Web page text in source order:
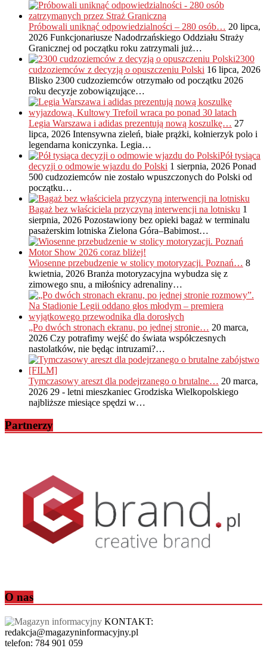
Próbowali uniknąć odpowiedzialności – 280 osób… 20 lipca,
2026 Funkcjonariusze Nadodrzańskiego Oddziału Straży
Granicznej od początku roku zatrzymali już…
2300
cudzoziemców z decyzją o opuszczeniu Polski 16 lipca, 2026
Blisko 2300 cudzoziemców otrzymało od początku 2026
roku decyzje zobowiązujące…
Legia Warszawa i adidas prezentują nową koszulkę… 27
lipca, 2026 Intensywna zieleń, białe prążki, kołnierzyk polo i
legendarna koniczynka. Legia…
Pół tysiąca
decyzji o odmowie wjazdu do Polski 1 sierpnia, 2026 Ponad
500 cudzoziemców nie zostało wpuszczonych do Polski od
początku…
Bagaż bez właściciela przyczyną interwencji na lotnisku 1
sierpnia, 2026 Pozostawiony bez opieki bagaż w terminalu
pasażerskim lotniska Zielona Góra–Babimost…
Wiosenne przebudzenie w stolicy motoryzacji. Poznań… 8
kwietnia, 2026 Branża motoryzacyjna wybudza się z
zimowego snu, a miłośnicy adrenaliny…
„Po dwóch stronach ekranu, po jednej stronie… 20 marca,
2026 Czy potrafimy wejść do świata współczesnych
nastolatków, nie będąc intruzami?…
Tymczasowy areszt dla podejrzanego o brutalne… 20 marca,
2026 29 - letni mieszkaniec Grodziska Wielkopolskiego
najbliższe miesiące spędzi w…
Partnerzy
O nas
KONTAKT:
redakcja@magazyninformacyjny.pl
telefon: 784 901 059